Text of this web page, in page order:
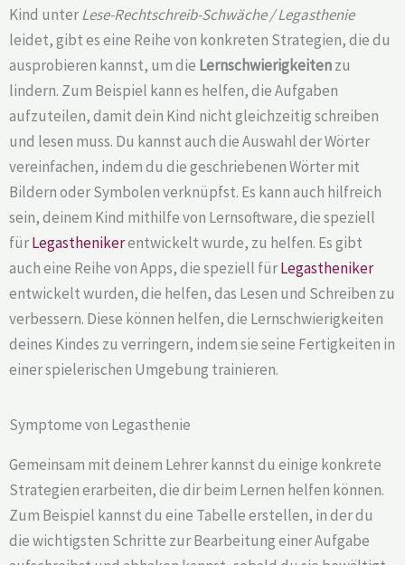
Kind unterLese-Rechtschreib-Schwäche / Legasthenie
leidet, gibt es eine Reihe von konkreten Strategien, die du
ausprobieren kannst, um die Lernschwierigkeitenzu
lindern. Zum Beispiel kann es helfen, die Aufgaben
aufzuteilen, damit dein Kind nicht gleichzeitig schreiben
und lesen muss. Du kannst auch die Auswahl der Wörter
vereinfachen, indem du die geschriebenen Wörter mit
Bildern oder Symbolen verknüpfst. Es kann auch hilfreich
sein, deinem Kind mithilfe von Lernsoftware, die speziell
fürLegasthenikerentwickelt wurde, zu helfen. Es gibt
auch eine Reihe von Apps, die speziell fürLegastheniker
entwickelt wurden, die helfen, das Lesen und Schreiben zu
verbessern. Diese können helfen, die Lernschwierigkeiten
deines Kindes zu verringern, indem sie seine Fertigkeiten in
einer spielerischen Umgebung trainieren.
Symptome von Legasthenie
Gemeinsam mit deinem Lehrer kannst du einige konkrete
Strategien erarbeiten, die dir beim Lernen helfen können.
Zum Beispiel kannst du eine Tabelle erstellen, in der du
die wichtigsten Schritte zur Bearbeitung einer Aufgabe